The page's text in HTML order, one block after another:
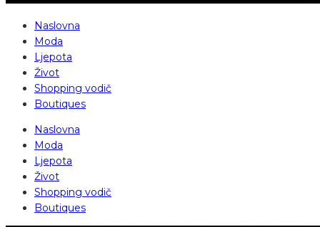
Naslovna
Moda
Ljepota
Život
Shopping vodič
Boutiques
Naslovna
Moda
Ljepota
Život
Shopping vodič
Boutiques